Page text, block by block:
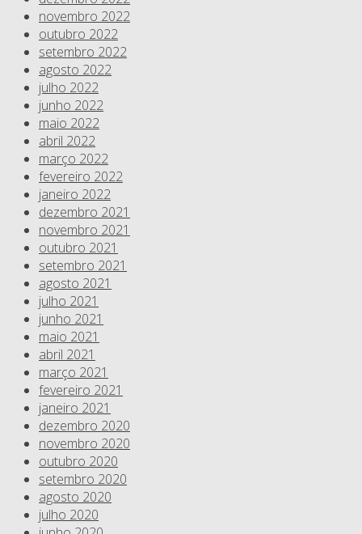
novembro 2022
outubro 2022
setembro 2022
agosto 2022
julho 2022
junho 2022
maio 2022
abril 2022
março 2022
fevereiro 2022
janeiro 2022
dezembro 2021
novembro 2021
outubro 2021
setembro 2021
agosto 2021
julho 2021
junho 2021
maio 2021
abril 2021
março 2021
fevereiro 2021
janeiro 2021
dezembro 2020
novembro 2020
outubro 2020
setembro 2020
agosto 2020
julho 2020